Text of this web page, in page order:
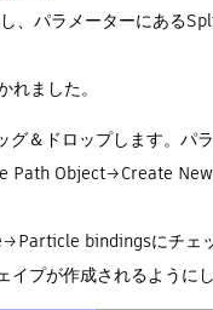
、パラメーターにある
れました。
＆ドロップします。パラ
Path Object→Create
bindingsにチェ
プが作成されるようにし